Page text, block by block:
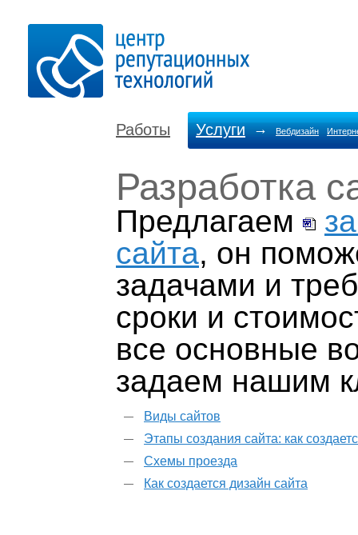
Работы Услуги → Вебдизайн
Разработка
Предлагаем
сайта, он
задачами и
сроки и
все основные
задаем нашим
Виды сайтов
Этапы создания сайта: как
Схемы проезда
Как создается дизайн сайта